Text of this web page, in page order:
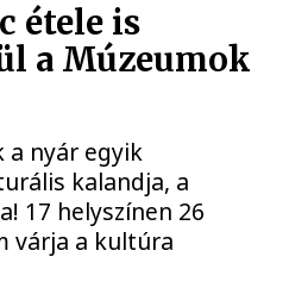
étele is
a Múzeumok
a nyár egyik
kalandja, a
17 helyszínen 26
várja a kultúra